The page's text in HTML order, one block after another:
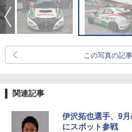
この写真の記
関連記事
伊沢拓也選手、9
にスポット参戦